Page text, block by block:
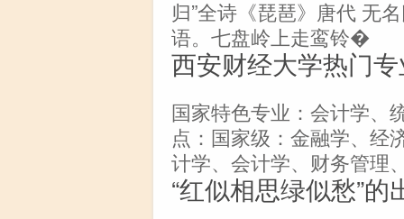
归”全诗《琵琶》唐代 无
语。七盘岭上走鸾铃�
西安财经大学热门
国家特色专业：会计学、
点：国家级：金融学、经
计学、会计学、财务管理
“红似相思绿似愁”的